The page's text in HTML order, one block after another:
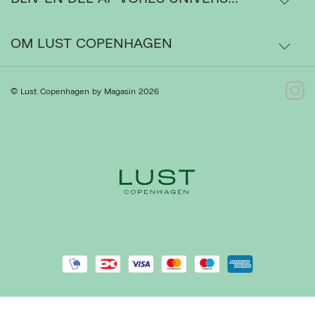
Ordrestatus
Gå til Kundeservice
Privatlivspolitik
Cookiepolitik
OM LUST COPENHAGEN
Om os
© Lust Copenhagen by Magasin 2026